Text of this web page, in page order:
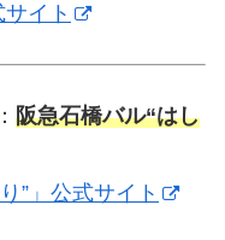
イト
阪急石橋バル“はし
”」公式サイト